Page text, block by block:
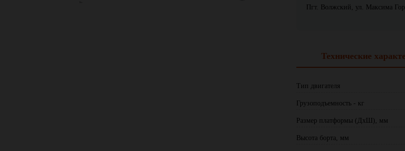
Пгт. Волжский, ул. Максима
Технические
Тип двигателя
Грузоподъемность - кг
Размер платформы (ДхШ), мм
Высота борта, мм